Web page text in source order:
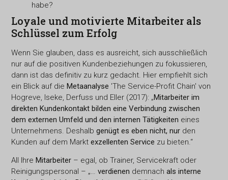
habe?
Loyale und motivierte Mitarbeiter als
Schlüssel zum Erfolg
Wenn Sie glauben, dass es ausreicht, sich ausschließlich
nur auf die positiven Kundenbeziehungen zu fokussieren,
dann ist das definitiv zu kurz gedacht. Hier empfiehlt sich
ein Blick auf dieMetaanalyse 'The Service-Profit Chain' von
Hogreve, Iseke, Derfuss und Eller (2017): „Mitarbeiter im
direkten Kundenkontakt bilden eine Verbindung zwischen
dem externen Umfeld und den internen Tätigkeiten eines
Unternehmens. Deshalbgenügt es eben nicht, nur den
Kunden auf dem Marktexzellenten Service zu bieten.“
All Ihre Mitarbeiter – egal, ob Trainer, Servicekraft oder
Reinigungspersonal – „…verdienen demnachals interne